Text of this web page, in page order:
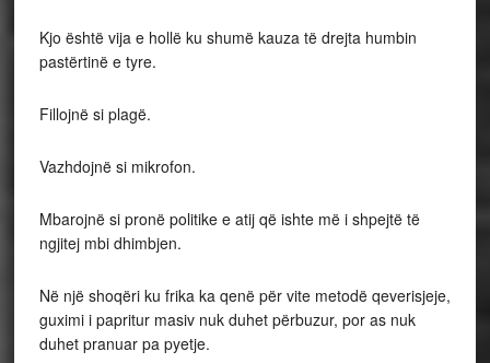
Kjo është vija e hollë ku shumë kauza të drejta humbin
pastërtinë e tyre.
Fillojnë si plagë.
Vazhdojnë si mikrofon.
Mbarojnë si pronë politike e atij që ishte më i shpejtë të
ngjitej mbi dhimbjen.
Në një shoqëri ku frika ka qenë për vite metodë qeverisjeje,
guximi i papritur masiv nuk duhet përbuzur, por as nuk
duhet pranuar pa pyetje.